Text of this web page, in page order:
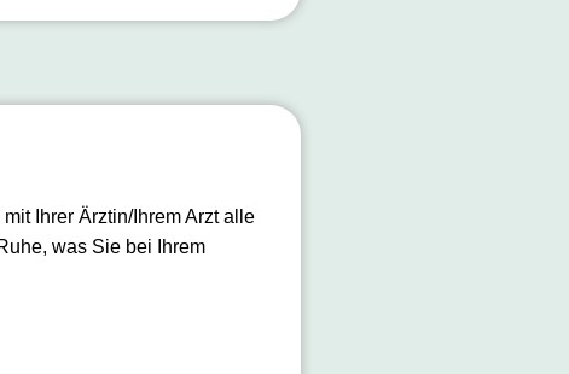
Ihrer Ärztin/Ihrem Arzt alle
was Sie bei Ihrem